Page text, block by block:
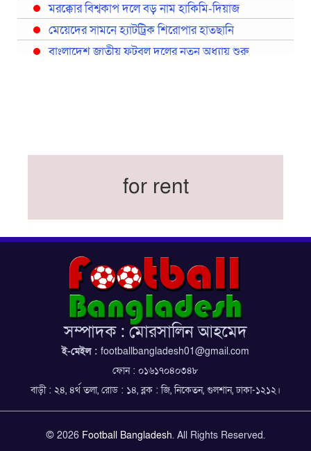
মরক্কোর বিশ্বকাপ দলে বড় নাম হাকিমি-দিয়াজ
মেয়েদের সামনে হ্যাটট্রিক শিরোপার হাতছানি
বাংলাদেশ জাতীয় ফুটবল দলের নতুন অধ্যায় শুরু
সরিয়ে নিয়েছে ইরান
বর্ষসেরা ক্রীড়াবিদ ও পপুলার চয়েজসহ ফুটবলার হামজা
ব্রাজিলের বিশ্বকাপ দলে নেইমার, জল্পনার অবসান
ইতিহাস গড়ার অপেক্ষায় রোনালদো!
ফেডারেশন কাপ: আজকের ফাইনাল বুধবার
কুল-বিএসপিএ অ্যাওয়ার্ডের সংক্ষিপ্ত তালিকায় হামজা-
ঋতুপর্ণা
বসুন্ধরা কিংসের ষষ্ঠ শিরোপা জয়
for rent
সম্পাদক : মোরসালিন আহমেদ
ই-মেইল : footballbangladesh01@gmail.com
ফোন : ০১৬১৭০৪০৩৪৮
বাড়ী : ২৪, ৪র্থ তলা, রোড : ১৪, ব্লক : জি, নিকেতন, গুলশান, ঢাকা-১২১২।
© 2026 Football Bangladesh. All Rights Reserved.